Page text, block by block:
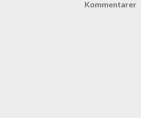
Kommentarer